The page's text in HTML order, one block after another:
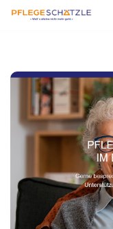
springen